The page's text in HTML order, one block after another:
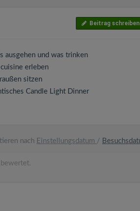
Beitrag schreiben
ausgehen und was trinken
cuisine erleben
sitzen
Candle Light Dinner
nach Einstellungsdatum /